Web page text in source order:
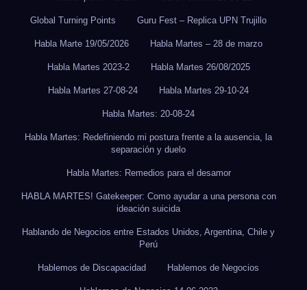
Global Turning Points Guru Fest – Replica UPN Trujillo
Habla Marte 19/05/2026 Habla Martes – 28 de marzo
Habla Martes 2023-2 Habla Martes 26/08/2025
Habla Martes 27-08-24 Habla Martes 29-10-24
Habla Martes: 20-08-24
Habla Martes: Redefiniendo mi postura frente a la ausencia, la
separación y duelo
Habla Martes: Remedios para el desamor
HABLA MARTES! Gatekeeper: Como ayudar a una persona con
ideación suicida
Hablando de Negocios entre Estados Unidos, Argentina, Chile y
Perú
Hablemos de Discapacidad Hablemos de Negocios